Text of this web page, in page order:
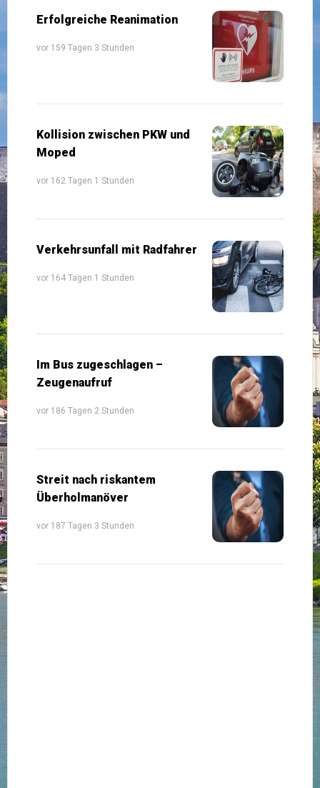
Erfolgreiche Reanimation
vor 159 Tagen 3 Stunden
Kollision zwischen PKW und
Moped
vor 162 Tagen 1 Stunden
Verkehrsunfall mit Radfahrer
vor 164 Tagen 1 Stunden
Im Bus zugeschlagen –
Zeugenaufruf
vor 186 Tagen 2 Stunden
Streit nach riskantem
Überholmanöver
vor 187 Tagen 3 Stunden